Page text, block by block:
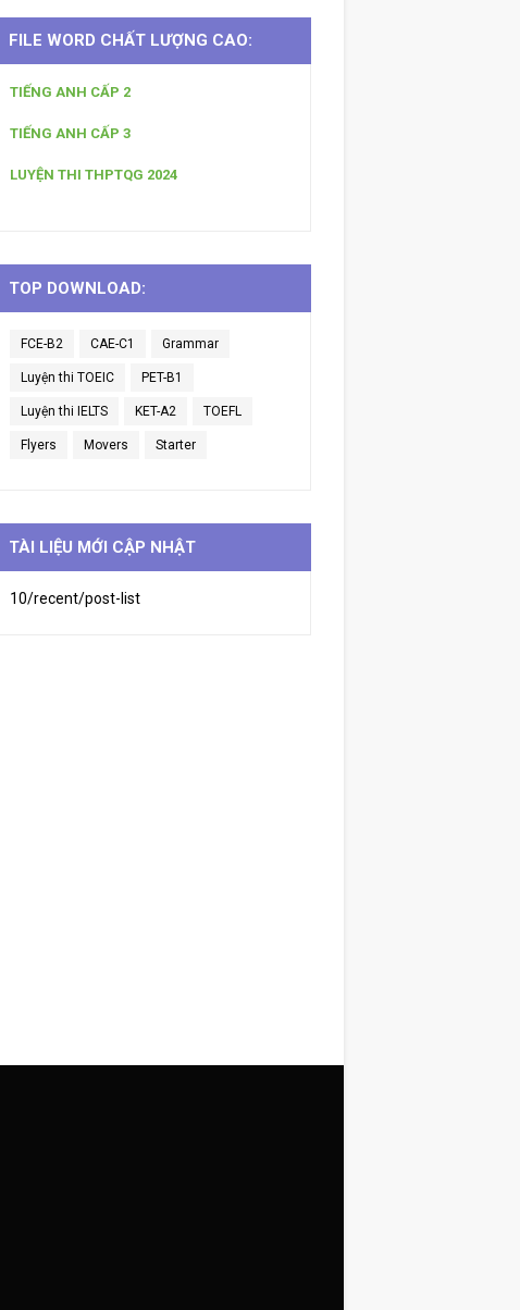
FILE WORD CHẤT LƯỢNG CAO:
TIẾNG ANH CẤP 2
TIẾNG ANH CẤP 3
LUYỆN THI THPTQG 2024
TOP DOWNLOAD:
FCE-B2 CAE-C1 Grammar
Luyện thi TOEIC PET-B1
Luyện thi IELTS KET-A2 TOEFL
Flyers Movers Starter
TÀI LIỆU MỚI CẬP NHẬT
10/recent/post-list